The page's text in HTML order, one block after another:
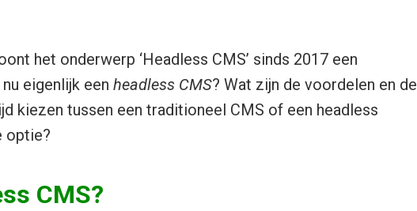
het onderwerp ‘Headless CMS’ sinds 2017 een
eigenlijk een headless CMS? Wat zijn de voordelen en de
kiezen tussen een traditioneel CMS of een headless
optie?
CMS?